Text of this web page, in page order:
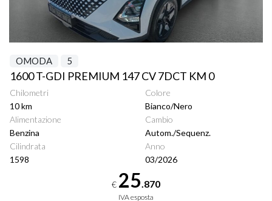
OMODA 5
1600 T-GDI PREMIUM 147 CV 7DCT KM 0
Chilometri
10 km
Colore
Bianco/Nero
Alimentazione
Benzina
Cambio
Autom./Sequenz.
Cilindrata
1598
Anno
03/2026
€ 25.870
IVA esposta